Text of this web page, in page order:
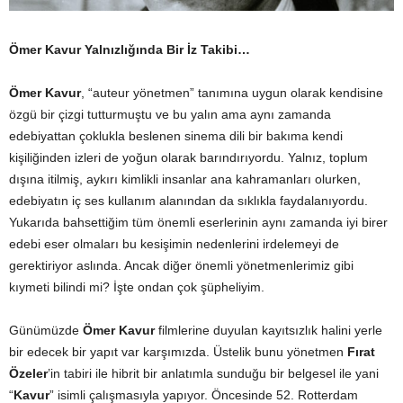
Ömer Kavur Yalnızlığında Bir İz Takibi…
Ömer Kavur, “auteur yönetmen” tanımına uygun olarak kendisine
özgü bir çizgi tutturmuştu ve bu yalın ama aynı zamanda
edebiyattan çoklukla beslenen sinema dili bir bakıma kendi
kişiliğinden izleri de yoğun olarak barındırıyordu. Yalnız, toplum
dışına itilmiş, aykırı kimlikli insanlar ana kahramanları olurken,
edebiyatın iç ses kullanım alanından da sıklıkla faydalanıyordu.
Yukarıda bahsettiğim tüm önemli eserlerinin aynı zamanda iyi birer
edebi eser olmaları bu kesişimin nedenlerini irdelemeyi de
gerektiriyor aslında. Ancak diğer önemli yönetmenlerimiz gibi
kıymeti bilindi mi? İşte ondan çok şüpheliyim.
Günümüzde Ömer Kavurfilmlerine duyulan kayıtsızlık halini yerle
bir edecek bir yapıt var karşımızda. Üstelik bunu yönetmen Fırat
Özeler’in tabiri ile hibrit bir anlatımla sunduğu bir belgesel ile yani
“Kavur” isimli çalışmasıyla yapıyor. Öncesinde 52. Rotterdam